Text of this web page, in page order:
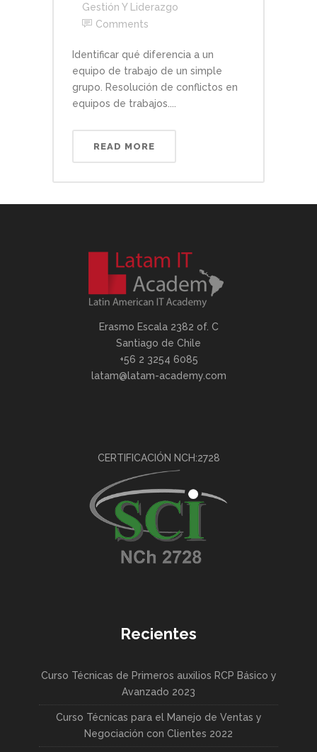
Gestión Y Liderazgo
Comments
Identificar qué diferencia a un
equipo de trabajo de un simple
grupo. Resolución de conflictos en
equipos de trabajos....
READ MORE
Erasmo Escala 2382 of. C
Santiago de Chile
+56 2 3254 6085
latam@latam-academy.com
CERTIFICACIÓN NCH:2728
Recientes
Curso Técnicas de Primeros auxilios RCP Básico y
Avanzado 2023
Curso Técnicas para el Manejo de Ventas y
Negociación con Clientes 2022